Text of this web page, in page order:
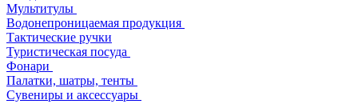
Мультитулы
Водонепроницаемая продукция
Тактические ручки
Туристическая посуда
Фонари
Палатки, шатры, тенты
Сувениры и аксессуары